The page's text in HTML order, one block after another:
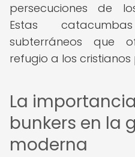
persecuciones de
Estas
subterráneos que
refugio a los cristianos
La
bunkers en la
moderna